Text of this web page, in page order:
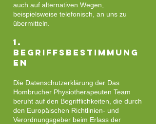
auch auf alternativen Wegen,
beispielsweise telefonisch, an uns zu
übermitteln.
1.
Begriffsbestimmung
en
Die Datenschutzerklärung der Das
Hombrucher Physiotherapeuten Team
beruht auf den Begrifflichkeiten, die durch
den Europäischen Richtlinien- und
Verordnungsgeber beim Erlass der